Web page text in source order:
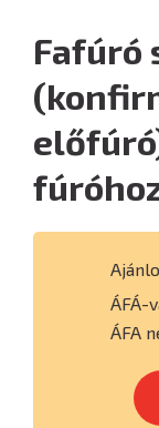
Fafúró
ÁFÁ-
ÁFA